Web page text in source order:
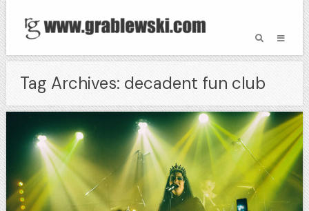
Tag Archives: decadent fun club